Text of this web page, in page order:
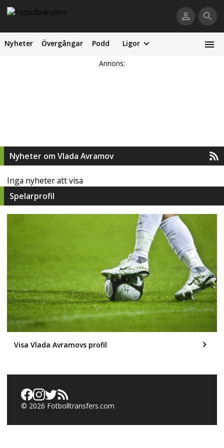
Nyheter Övergångar Podd Ligor
Annons:
Nyheter om Vlada Avramov
Inga nyheter att visa
Spelarprofil
Visa Vlada Avramovs profil
© 2026 Fotbolltransfers.com